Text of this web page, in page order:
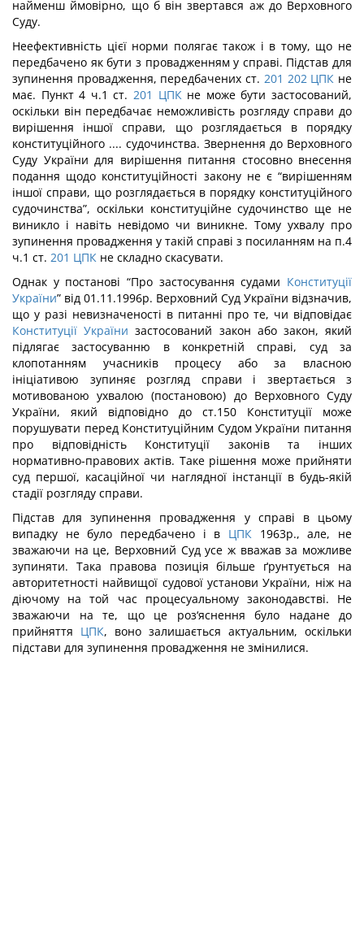
найменш ймовірно, що б він звертався аж до Верховного
Суду.
Неефективність цієї норми полягає також і в тому, що не
передбачено як бути з провадженням у справі. Підстав для
зупинення провадження, передбачених ст. 201 202 ЦПК не
має. Пункт 4 ч.1 ст. 201 ЦПКне може бути застосований,
оскільки він передбачає неможливість розгляду справи до
вирішення іншої справи, що розглядається в порядку
конституційного .... судочинства. Звернення до Верховного
Суду України для вирішення питання стосовно внесення
подання щодо конституційності закону не є “вирішенням
іншої справи, що розглядається в порядку конституційного
судочинства”, оскільки конституційне судочинство ще не
виникло і навіть невідомо чи виникне. Тому ухвалу про
зупинення провадження у такій справі з посиланням на п.4
ч.1 ст. 201 ЦПК не складно скасувати.
Однак у постанові “Про застосування судами Конституції
України” від 01.11.1996р. Верховний Суд України відзначив,
що у разі невизначеності в питанні про те, чи відповідає
Конституції України застосований закон або закон, який
підлягає застосуванню в конкретній справі, суд за
клопотанням учасників процесу або за власною
ініціативою зупиняє розгляд справи і звертається з
мотивованою ухвалою (постановою) до Верховного Суду
України, який відповідно до ст.150 Конституції може
порушувати перед Конституційним Судом України питання
про відповідність Конституції законів та інших
нормативно-правових актів. Таке рішення може прийняти
суд першої, касаційної чи наглядної інстанції в будь-якій
стадії розгляду справи.
Підстав для зупинення провадження у справі в цьому
випадку не було передбачено і в ЦПК 1963р., але, не
зважаючи на це, Верховний Суд усе ж вважав за можливе
зупиняти. Така правова позиція більше ґрунтується на
авторитетності найвищої судової установи України, ніж на
діючому на той час процесуальному законодавстві. Не
зважаючи на те, що це роз‘яснення було надане до
прийняття ЦПК, воно залишається актуальним, оскільки
підстави для зупинення провадження не змінилися.